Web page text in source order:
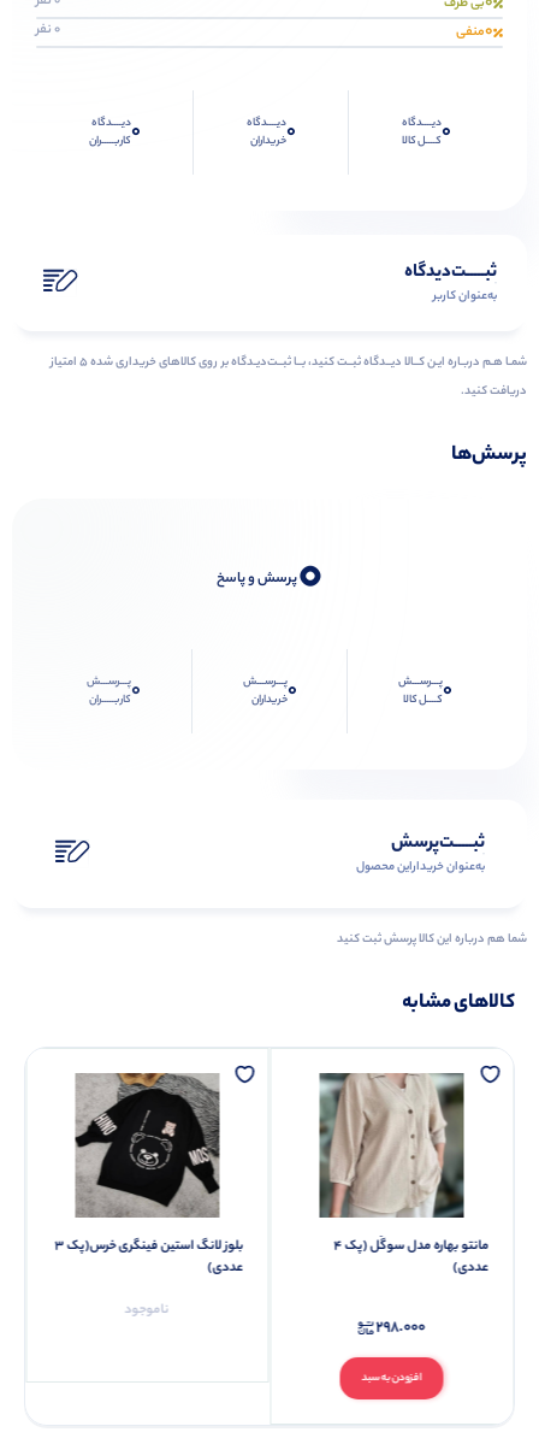
0منفی 0 نفر
0دیــــدگاه
کــــل کالا
0دیــــدگاه
خریداران
0دیــــدگاه
کاربـــــران
ثبـــــت‌دیدگاه
به‌عنوان کاربر
شمـا هـم دربـاره ایـن کــالا دیــدگاه ثبــت کنید، بــا ثبــت‌دیـدگاه بر روی کالاهای خریداری شده ۵ امتیاز
دریافت کنید.
پرسش‌ها
0پرسش و پاسخ
0پـــرســـش
کــــل کالا
0پـــرســـش
خریداران
0پـــرســـش
کاربـــــران
ثبـــــت‌پرسش
به‌عنوان ‌خریدار‌این‌ محصول
شما هم درباره این کالا پرسش ثبت کنید
کالاهای مشابه
عددی)
ست سوپر لانگ M (پک 6 عددی)
ناموجود